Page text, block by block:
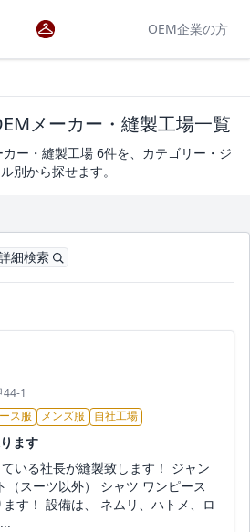
OEM企業の方
メーカー・縫製工場一覧
ー・縫製工場 6件を、カテゴリー・ジ
別から探せます。
細検索
44-1
ス服 メンズ服 自社工場
ます
いる社長が縫製致します！ ジャン
（スーツ以外） シャツ ワンピース
す！ 設備は、 ネムリ、ハトメ、ロ